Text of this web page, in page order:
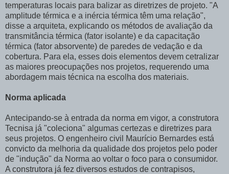
temperaturas locais para balizar as diretrizes de projeto. "A
amplitude térmica e a inércia térmica têm uma relação",
disse a arquiteta, explicando os métodos de avaliação da
transmitância térmica (fator isolante) e da capacitação
térmica (fator absorvente) de paredes de vedação e da
cobertura. Para ela, esses dois elementos devem cetralizar
as maiores preocupações nos projetos, requerendo uma
abordagem mais técnica na escolha dos materiais.
Norma aplicada
Antecipando-se à entrada da norma em vigor, a construtora
Tecnisa já "coleciona" algumas certezas e diretrizes para
seus projetos. O engenheiro civil Maurício Bernardes está
convicto da melhoria da qualidade dos projetos pelo poder
de "indução" da Norma ao voltar o foco para o consumidor.
A construtora já fez diversos estudos de contrapisos,